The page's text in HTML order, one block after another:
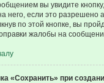
вы увидите
него, если это разрешено
по этой кнопке, вы
жалобы на
«Сохранить» при